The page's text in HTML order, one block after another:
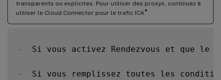
transparents ou explicites. Pour utiliser des proxys, continuez à
utiliser le Cloud Connector pour le trafic ICA ®.
-
  Si vous activez Rendezvous et que le
-
Si vous remplissez toutes les